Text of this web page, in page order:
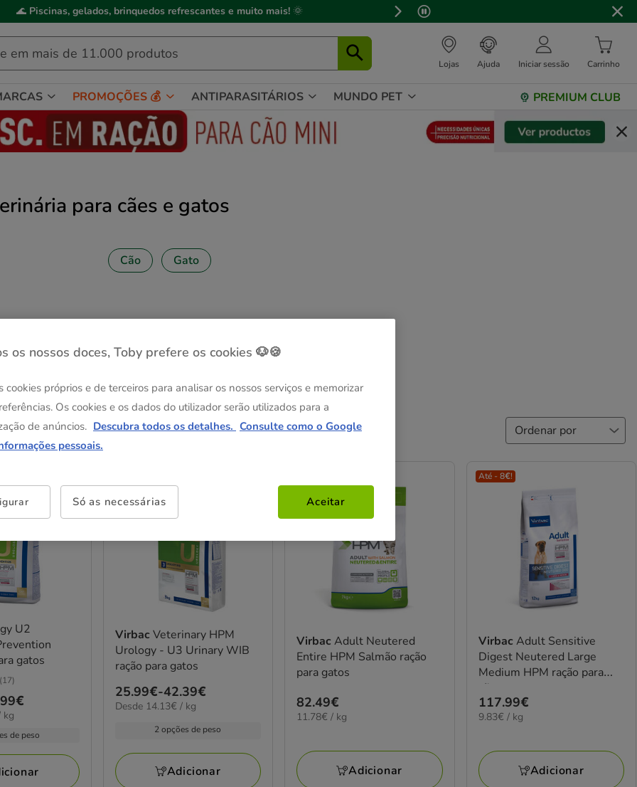
: compre online, recolha em2h, mediante disponibilidade de stock.
Lojas Ajuda Iniciar sessão Carrinho
PROMOÇÕES 💰 ANTIPARASITÁRIOS MUNDO PET PREMIUM CLUB
para cães e gatos
Cão Gato
U2
gatos
(17)
kg
de peso
VirbacVeterinary HPM
Urology - U3 Urinary WIB
ração para gatos
Preço
de
42.39€
25.99€-42.39€
14.13€
Desde 14.13€ / kg
2 opções de peso
Adicionar
VirbacAdult Neutered
Entire HPM Salmão ração
para gatos
Preço
82.49€
82.49€
11.78€
11.78€ / kg
Adicionar
Até - 8€!
VirbacAdult Sensitive
Digest Neutered Large
Medium HPM ração para
cães
Preço
117.99€
117.99€
9.83€
9.83€ / kg
Adicionar
os nossos doces, Toby prefere os cookies 🐶🍪
cookies próprios e de terceiros para analisar os nossos serviços e memorizar
Os cookies e os dados do utilizador serão utilizados para a
de anúncios. Descubra todos os detalhes. Consulte como o Google
pessoais.
Só as necessárias Aceitar